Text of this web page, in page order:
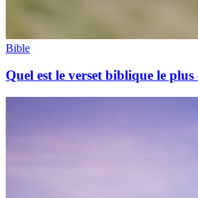
Bible
Quel est le verset biblique le